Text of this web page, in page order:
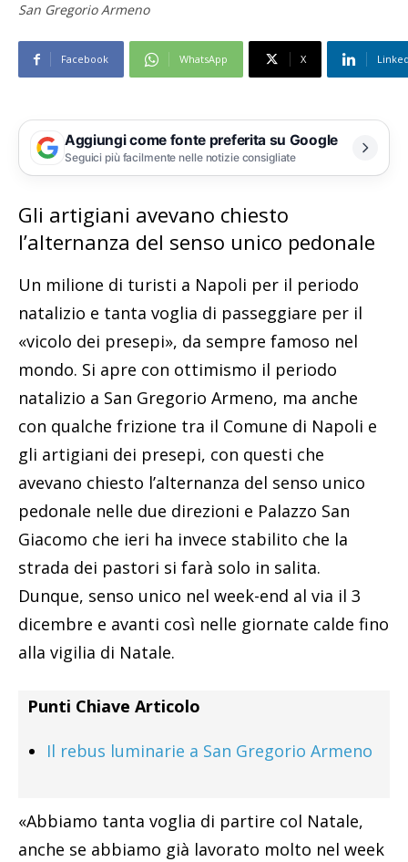
San Gregorio Armeno
Facebook WhatsApp X
Aggiungi come fonte preferita su Google
Seguici più facilmente nelle notizie consigliate
Gli artigiani avevano chiesto
l’alternanza del senso unico pedonale
Un milione di turisti a Napoli per il periodo
natalizio e tanta voglia di passeggiare per il
«vicolo dei presepi», da sempre famoso nel
mondo. Si apre con ottimismo il periodo
natalizio a San Gregorio Armeno, ma anche
con qualche frizione tra il Comune di Napoli e
gli artigiani dei presepi, con questi che
avevano chiesto l’alternanza del senso unico
pedonale nelle due direzioni e Palazzo San
Giacomo che ieri ha invece stabilito che la
strada dei pastori si farà solo in salita.
Dunque, senso unico nel week-end al via il 3
dicembre e avanti così nelle giornate calde fino
alla vigilia di Natale.
Punti Chiave Articolo
Il rebus luminarie a San Gregorio Armeno
«Abbiamo tanta voglia di partire col Natale,
anche se abbiamo già lavorato molto nel week